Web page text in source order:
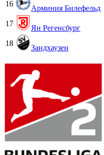
16
Арминия Билефельд
17
Ян Регенсбург
18
Зандхаузен